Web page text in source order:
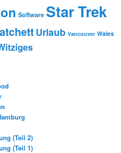
Software Star Trek
Urlaub Vancouver Wales
(Teil 2)
(Teil 1)